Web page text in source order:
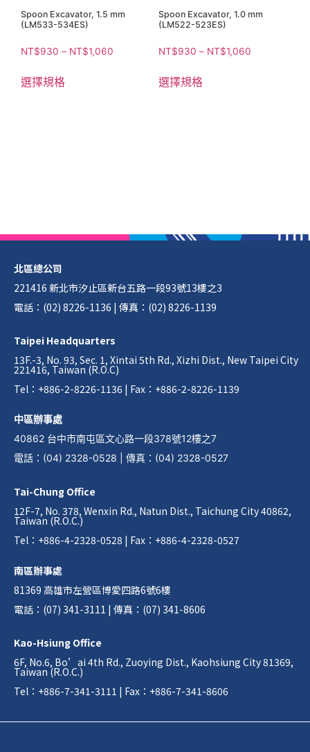
Spoon Excavator, 1.5 mm
(LM533-534ES)
NT$930 – NT$1,060
選擇規格
Spoon Excavator, 1.0 mm
(LM522-523ES)
NT$930 – NT$1,060
選擇規格
北區總公司
221416 新北市汐止區新台五路一段93號13樓之3
電話：(02) 8226-1136 | 傳真：(02) 8226-1139
Taipei Headquarters
13F.-3, No. 93, Sec. 1, Xintai 5th Rd., Xizhi Dist., New Taipei City
221416, Taiwan (R.O.C)
Tel：+886-2-8226-1136 | Fax：+886-2-8226-1139
中區辦事處
40862 台中市南屯區文心路一段378號12樓之7
電話 ： (04) 2328-0528 傳真 ： (04) 2328-0527
Tai-Chung Office
12F-7, No. 378, Wenxin Rd., Natun Dist., Taichung City 40862,
Taiwan (R.O.C.)
Tel：+886-4-2328-0528 | Fax：+886-4-2328-0527
南區辦事處
81369 高雄市左營區博愛四路6號6樓
電話：(07) 341-3111 | 傳真：(07) 341-8606
Kao-Hsiung Office
6F, No.6, Bo’ai 4th Rd., Zuoying Dist., Kaohsiung City 81369,
Taiwan (R.O.C.)
Tel：+886-7-341-3111 | Fax：+886-7-341-8606